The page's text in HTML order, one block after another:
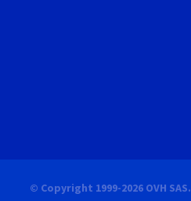
© Copyright 1999-2026 OVH SAS.